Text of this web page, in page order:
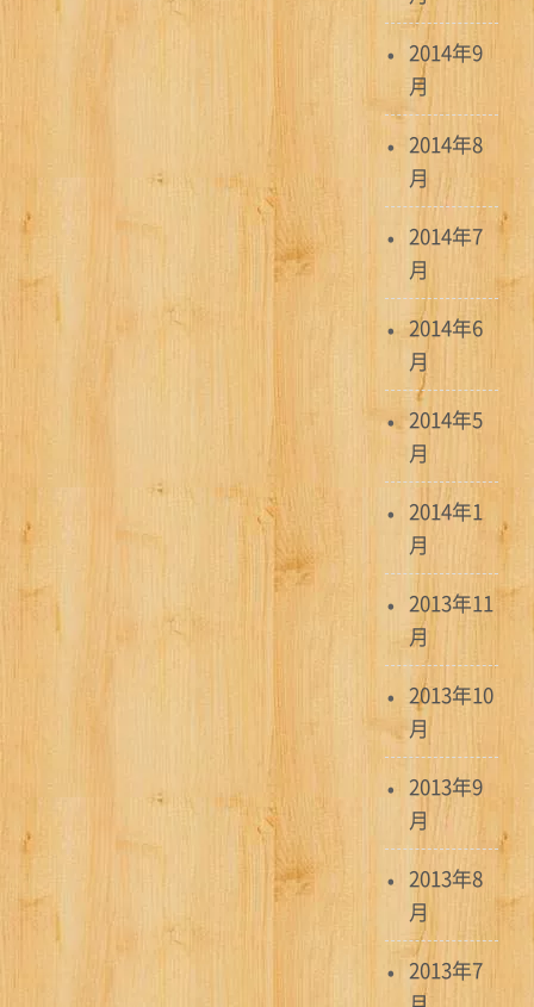
2014年9
月
2014年8
月
2014年7
月
2014年6
月
2014年5
月
2014年1
月
2013年11
月
2013年10
月
2013年9
月
2013年8
月
2013年7